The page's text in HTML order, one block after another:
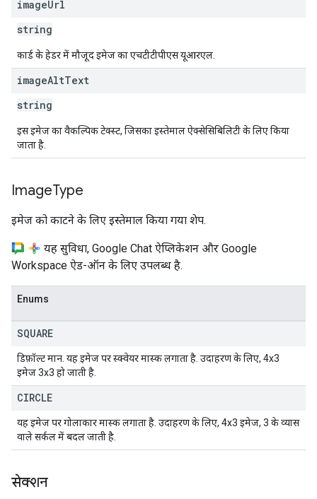
imageUrl
string
कार्ड के हेडर में मौजूद इमेज का एचटीटीपीएस यूआरएल.
imageAltText
string
इस इमेज का वैकल्पिक टेक्स्ट, जिसका इस्तेमाल ऐक्सेसिबिलिटी के लिए किया
जाता है.
ImageType
इमेज को काटने के लिए इस्तेमाल किया गया शेप.
यह सुविधा, Google Chat ऐप्लिकेशन और Google
Workspace ऐड-ऑन के लिए उपलब्ध है.
Enums
SQUARE
डिफ़ॉल्ट मान. यह इमेज पर स्क्वेयर मास्क लगाता है. उदाहरण के लिए, 4x3
इमेज 3x3 हो जाती है.
CIRCLE
यह इमेज पर गोलाकार मास्क लगाता है. उदाहरण के लिए, 4x3 इमेज, 3 के व्यास
वाले सर्कल में बदल जाती है.
सेक्शन